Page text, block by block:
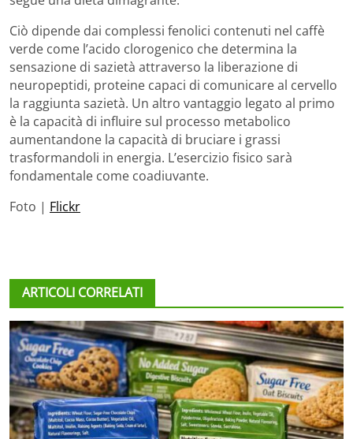
Ciò dipende dai complessi fenolici contenuti nel caffè
verde come l’acido clorogenico che determina la
sensazione di sazietà attraverso la liberazione di
neuropeptidi, proteine capaci di comunicare al cervello
la raggiunta sazietà. Un altro vantaggio legato al primo
è la capacità di influire sul processo metabolico
aumentandone la capacità di bruciare i grassi
trasformandoli in energia. L’esercizio fisico sarà
fondamentale come coadiuvante.
Foto | Flickr
ARTICOLI CORRELATI